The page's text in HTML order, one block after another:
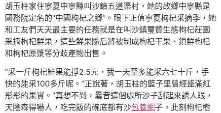
胡玉柱家住寧夏中寧縣叫沙鎮五道渠村，她的故鄉中寧縣是
國務院定名的“中國枸杞之鄉”。眼下正值寧夏枸杞采摘季，她
和工友們天天最主要的任務就是在叫沙鎮璽贊生態枸杞莊園
采摘枸杞鮮果，這些鮮果隨后將被制成枸杞干果、鎖鮮枸杞
和枸杞原漿等分歧產物出售。
“采一斤枸杞鮮果能掙2.5元，我一天至多能采六七十斤，手
快的能采100多斤呢。”正說著，胡玉柱的籃子里曾經盛滿紅
彤彤的果實。“真想不到，曩昔這個處所沙子刮起來誘人眼，
天陰森得嚇人，吃完飯的碗底都有沙包養網子。此刻枸杞樹